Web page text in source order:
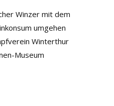
Winzer mit dem
umgehen
Winterthur
Museum